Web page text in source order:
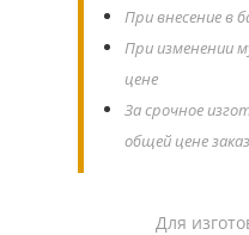
При внесение в
При изменении
цене
За срочное
общей цене
Для